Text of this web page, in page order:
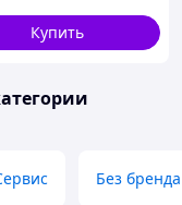
Купить
Без бренда